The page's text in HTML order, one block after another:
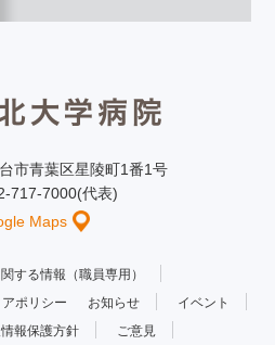
市青葉区星陵町1番1号
717-7000(代表)
Maps
する情報（職員専用）
ポリシー
お知らせ
イベント
報保護方針 ご意見